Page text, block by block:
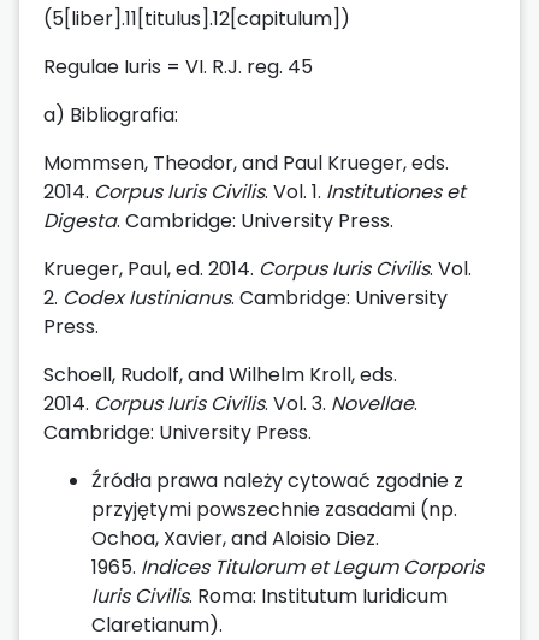
(5[liber].11[titulus].12[capitulum])
Regulae Iuris = VI. R.J. reg. 45
a) Bibliografia:
Mommsen, Theodor, and Paul Krueger, eds.
2014. Corpus Iuris Civilis. Vol. 1. Institutiones et
Digesta. Cambridge: University Press.
Krueger, Paul, ed. 2014. Corpus Iuris Civilis. Vol.
2. Codex Iustinianus. Cambridge: University
Press.
Schoell, Rudolf, and Wilhelm Kroll, eds.
2014. Corpus Iuris Civilis. Vol. 3. Novellae.
Cambridge: University Press.
Źródła prawa należy cytować zgodnie z
przyjętymi powszechnie zasadami (np.
Ochoa, Xavier, and Aloisio Diez.
1965. Indices Titulorum et Legum Corporis
Iuris Civilis. Roma: Institutum Iuridicum
Claretianum).